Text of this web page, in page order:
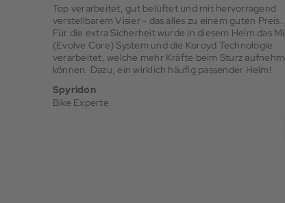
Top verarbeitet, gut belüftet und mit hervorragend
verstellbarem Visier - das alles zu einem guten Preis.
Für die extra Sicherheit wurde in diesem Helm das
(Evolve Core) System und die Koroyd Technologie
verarbeitet, welche mehr Kräfte beim Sturz
können. Dazu, ein wirklich häufig passender Helm!
Spyridon
Bike Experte